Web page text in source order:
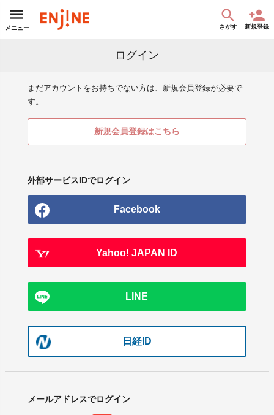
メニュー さがす 新規登録
ログイン
まだアカウントをお持ちでない方は、新規会員登録が必要で
す。
新規会員登録はこちら
外部サービスIDでログイン
Facebook
Yahoo! JAPAN ID
LINE
日経ID
メールアドレスでログイン